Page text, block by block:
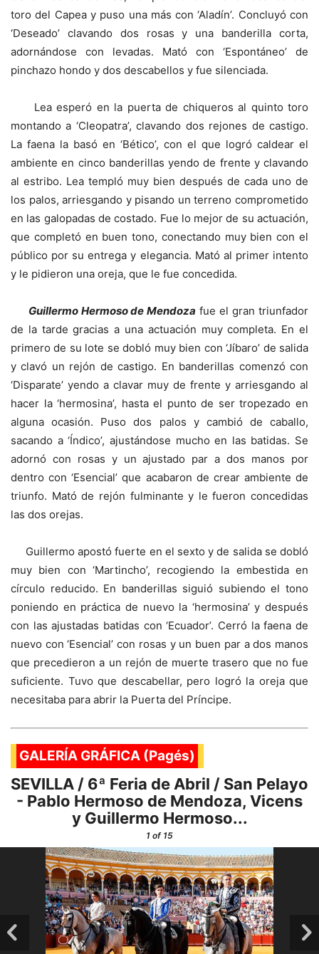
toro del Capea y puso una más con ‘Aladín’. Concluyó con
‘Deseado’ clavando dos rosas y una banderilla corta,
adornándose con levadas. Mató con ‘Espontáneo’ de
pinchazo hondo y dos descabellos y fue silenciada.
Lea esperó en la puerta de chiqueros al quinto toro
montando a ‘Cleopatra’, clavando dos rejones de castigo.
La faena la basó en ‘Bético’, con el que logró caldear el
ambiente en cinco banderillas yendo de frente y clavando
al estribo. Lea templó muy bien después de cada uno de
los palos, arriesgando y pisando un terreno comprometido
en las galopadas de costado. Fue lo mejor de su actuación,
que completó en buen tono, conectando muy bien con el
público por su entrega y elegancia. Mató al primer intento
y le pidieron una oreja, que le fue concedida.
Guillermo Hermoso de Mendoza fue el gran triunfador
de la tarde gracias a una actuación muy completa. En el
primero de su lote se dobló muy bien con ‘Jíbaro’ de salida
y clavó un rejón de castigo. En banderillas comenzó con
‘Disparate’ yendo a clavar muy de frente y arriesgando al
hacer la ‘hermosina’, hasta el punto de ser tropezado en
alguna ocasión. Puso dos palos y cambió de caballo,
sacando a ‘Índico’, ajustándose mucho en las batidas. Se
adornó con rosas y un ajustado par a dos manos por
dentro con ‘Esencial’ que acabaron de crear ambiente de
triunfo. Mató de rejón fulminante y le fueron concedidas
las dos orejas.
Guillermo apostó fuerte en el sexto y de salida se dobló
muy bien con ‘Martincho’, recogiendo la embestida en
círculo reducido. En banderillas siguió subiendo el tono
poniendo en práctica de nuevo la ‘hermosina’ y después
con las ajustadas batidas con ‘Ecuador’. Cerró la faena de
nuevo con ‘Esencial’ con rosas y un buen par a dos manos
que precedieron a un rejón de muerte trasero que no fue
suficiente. Tuvo que descabellar, pero logró la oreja que
necesitaba para abrir la Puerta del Príncipe.
GALERÍA GRÁFICA (Pagés)
SEVILLA / 6ª Feria de Abril / San Pelayo
- Pablo Hermoso de Mendoza, Vicens
y Guillermo Hermoso...
1 of 15